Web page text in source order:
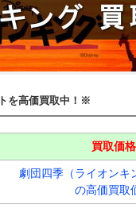
を高価買取中！※
買取価格
劇団四季（ライオンキ
の高価買取